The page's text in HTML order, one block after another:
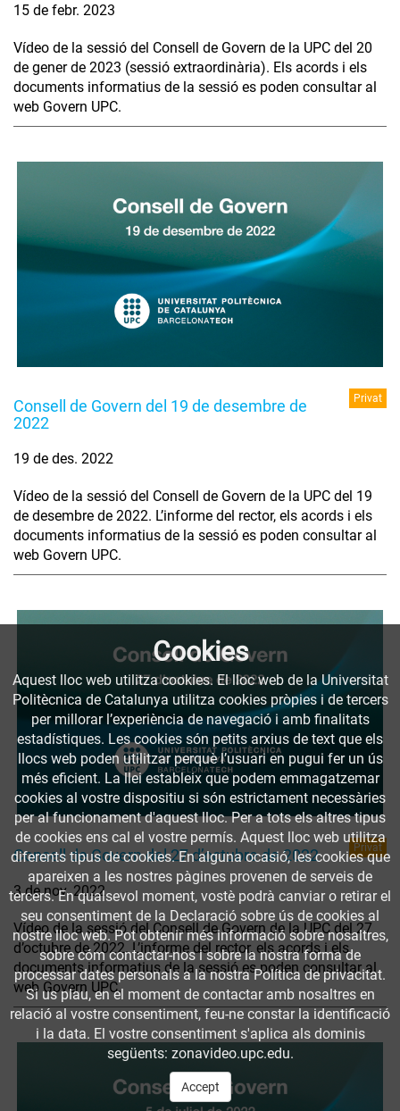
15 de febr. 2023
Vídeo de la sessió del Consell de Govern de la UPC del 20
de gener de 2023 (sessió extraordinària). Els acords i els
documents informatius de la sessió es poden consultar al
web Govern UPC.
Consell de Govern del 19 de desembre de
2022
Privat
19 de des. 2022
Vídeo de la sessió del Consell de Govern de la UPC del 19
de desembre de 2022. L’informe del rector, els acords i els
documents informatius de la sessió es poden consultar al
web Govern UPC.
Consell de Govern del 27 d’octubre de 2022 Privat
3 de nov. 2022
Vídeo de la sessió del Consell de Govern de la UPC del 27
d’octubre de 2022. L’informe del rector, els acords i els
documents informatius de la sessió es poden consultar al
web Govern UPC.
Cookies
Aquest lloc web utilitza cookies. El lloc web de la Universitat
Politècnica de Catalunya utilitza cookies pròpies i de tercers
per millorar l’experiència de navegació i amb finalitats
estadístiques. Les cookies són petits arxius de text que els
llocs web poden utilitzar perquè l’usuari en pugui fer un ús
més eficient. La llei estableix que podem emmagatzemar
cookies al vostre dispositiu si són estrictament necessàries
per al funcionament d'aquest lloc. Per a tots els altres tipus
de cookies ens cal el vostre permís. Aquest lloc web utilitza
diferents tipus de cookies. En alguna ocasió, les cookies que
apareixen a les nostres pàgines provenen de serveis de
tercers. En qualsevol moment, vostè podrà canviar o retirar el
seu consentiment de la Declaració sobre ús de cookies al
nostre lloc web. Pot obtenir més informació sobre nosaltres,
sobre cóm contactar-nos i sobre la nostra forma de
processar dates personals a la nostra Política de privacitat.
Si us plau, en el moment de contactar amb nosaltres en
relació al vostre consentiment, feu-ne constar la identificació
i la data. El vostre consentiment s'aplica als dominis
següents: zonavideo.upc.edu.
Accept